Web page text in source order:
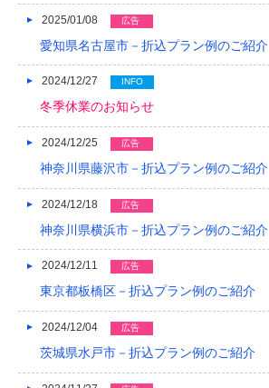
2013/01
2012/12
2012/11
2012/10
2012/08
2025/01/08 広告
愛知県名古屋市－折込プラン例のご紹介
2024/12/27 INFO
冬季休業のお知らせ
2024/12/25 広告
神奈川県藤沢市－折込プラン例のご紹介
2024/12/18 広告
神奈川県横浜市－折込プラン例のご紹介
2024/12/11 広告
東京都板橋区－折込プラン例のご紹介
2024/12/04 広告
茨城県水戸市－折込プラン例のご紹介